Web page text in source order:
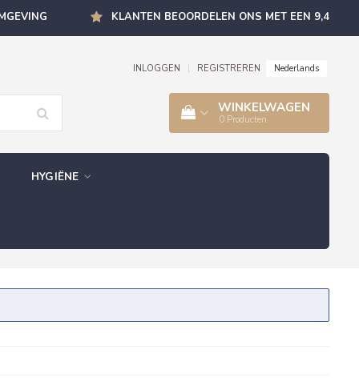
KLANTEN BEOORDELEN ONS MET EEN 9,4
INLOGGEN REGISTREREN Nederlands
WINKELWAGEN
0 Producten
HYGIËNE